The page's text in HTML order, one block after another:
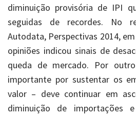
diminuição provisória de IPI
seguidas de recordes. No
Autodata, Perspectivas 2014,
opiniões indicou sinais de
queda de mercado. Por
importante por sustentar os
valor – deve continuar em
diminuição de importações